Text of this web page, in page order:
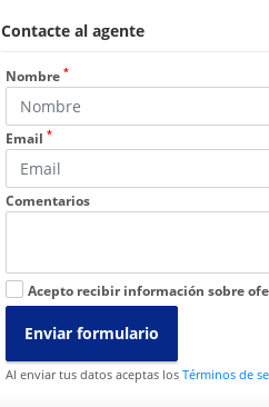
Contacte al agente
Nombre *
Email *
Comentarios
Acepto recibir información sobre
Enviar formulario
Al enviar tus datos aceptas los Términos de